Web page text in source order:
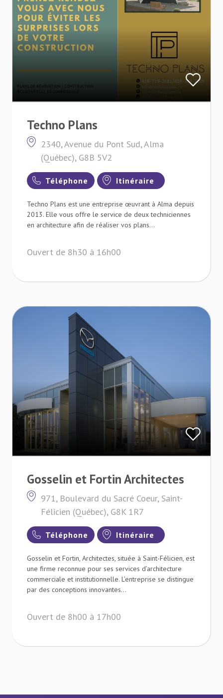
Techno Plans
2340, Avenue du Pont Sud, Alma
(Québec), G8B 5V2
Téléphone Itinéraire
Techno Plans est une entreprise œuvrant à Alma depuis
2013. Elle vous offre le service de deux techniciennes
en architecture afin de réaliser vos plans...
Ouvert de 8h30 à 16h00
Gosselin et Fortin Architectes
971, Boulevard du Sacré Coeur, Saint-
Félicien (Québec), G8K 1R7
Téléphone Itinéraire
Gosselin et Fortin, Architectes, située à Saint-Félicien, est
une firme reconnue pour ses services d’architecture
commerciale et institutionnelle. L’entreprise se distingue
par des conceptions innovantes...
Ouvert de 8h00 à 17h00